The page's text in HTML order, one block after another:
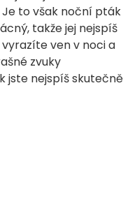
to však noční pták
takže jej nejspíš
ven v noci a
zvuky
jste nejspíš skutečně